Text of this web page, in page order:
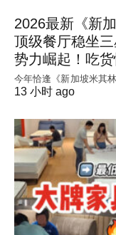
2026最新《新
顶级餐厅稳坐
势力崛起！吃货
今年恰逢《新加坡米其
13 小时 ago